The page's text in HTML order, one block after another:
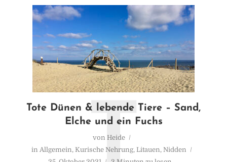
Tote Dünen & lebende Tiere – Sand,
Elche und ein Fuchs
von Heide
in Allgemein, Kurische Nehrung, Litauen, Nidden